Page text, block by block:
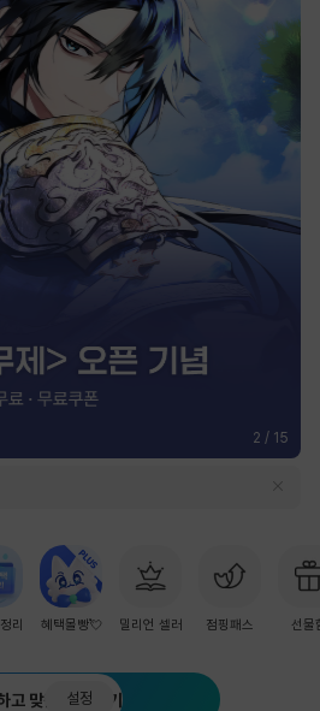
2 / 15
리 혜택몰빵💘 밀리언 셀러 점핑패스 선물
고 맞춤 추천 받기
설정